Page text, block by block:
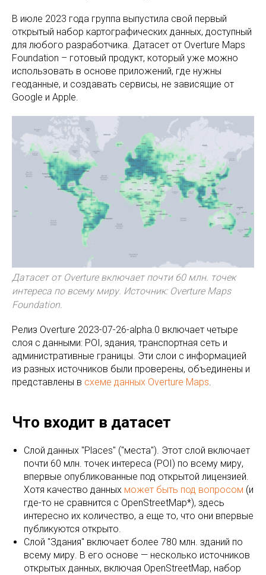
В июле 2023 года группа выпустила свой первый
открытый набор картографических данных, доступный
для любого разработчика. Датасет от Overture Maps
Foundation – готовый продукт, который уже можно
использовать в основе приложений, где нужны
геоданные, и создавать сервисы, не зависящие от
Google и Apple.
Датасет от Overture включает почти 60 млн. точек
интереса по всему миру. Источник: Overture Maps
Foundation.
Релиз Overture 2023-07-26-alpha.0 включает четыре
слоя с данными: POI, здания, транспортная сеть и
административные границы. Эти слои с информацией
из разных источников были проверены, объединены и
представлены в схеме данных Overture Maps.
Что входит в датасет
Слой данных "Places" ("места"). Этот слой включает
почти 60 млн. точек интереса (POI) по всему миру,
впервые опубликованные под открытой лицензией.
Хотя качество данных может быть под вопросом (и
где-то не сравнится с OpenStreetMap*), здесь
интересно их количество, а еще то, что они впервые
публикуются открыто.
Слой "Здания" включает более 780 млн. зданий по
всему миру. В его основе — несколько источников
открытых данных, включая OpenStreetMap, набор